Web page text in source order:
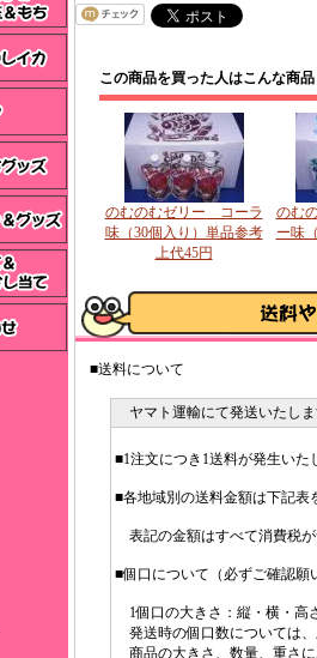
この商品を買った人はこんな商
のむのむゼリー コーラ
味（30個入り）単品参考
上代45円
のむ
ー味
■送料について
ヤマト運輸にて発送いたし
■1注文につき1送料が発生いた
■各地域別の送料金額は下記表
表記の金額はすべて消費税
■個口について（必ずご確認願
1個口の大きさ：縦・横・高
発送時の個口数については
商品の大きさ、数量、重さ